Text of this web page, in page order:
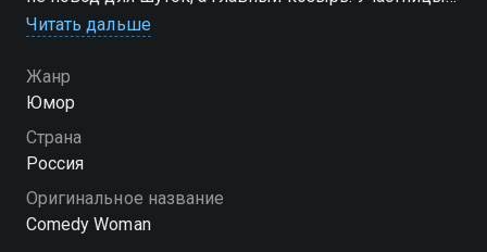
шоу — яркие, остроумные и точно знают, как
И пока одни обсуждают формы, эти девушки
блистают содержанием. Смех — их оружие, и
пощады не будет никому. «Comedy Woman» —
смотрите онлайн в хорошем качестве.
Посмотреть онлайн 8 сезон сериала Comedy Woman
вы можете совершенно бесплатно в хорошем HD
Читать дальше
Жанр
Юмор
Страна
Россия
Оригинальное название
Comedy Woman